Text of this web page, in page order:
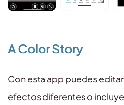
A Color Story
Con esta app puedes
efectos diferentes o